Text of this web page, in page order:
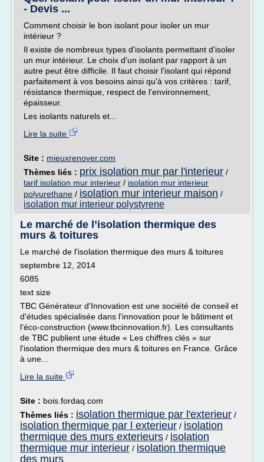
- Devis ...
Comment choisir le bon isolant pour isoler un mur
intérieur ?
Il existe de nombreux types d'isolants permettant d'isoler
un mur intérieur. Le choix d'un isolant par rapport à un
autre peut être difficile. Il faut choisir l'isolant qui répond
parfaitement à vos besoins ainsi qu'à vos critères : tarif,
résistance thermique, respect de l'environnement,
épaisseur.
Les isolants naturels et...
Lire la suite
Site : mieuxrenover.com
Thèmes liés : prix isolation mur par l'interieur /
tarif isolation mur interieur / isolation mur interieur
polyurethane / isolation mur interieur maison /
isolation mur interieur polystyrene
Le marché de l’isolation thermique des
murs & toitures
Le marché de l'isolation thermique des murs & toitures
septembre 12, 2014
6085
text size
TBC Générateur d'Innovation est une société de conseil et
d'études spécialisée dans l'innovation pour le bâtiment et
l'éco-construction (www.tbcinnovation.fr). Les consultants
de TBC publient une étude « Les chiffres clés » sur
l'isolation thermique des murs & toitures en France. Grâce
à une...
Lire la suite
Site : bois.fordaq.com
Thèmes liés : isolation thermique par l'exterieur /
isolation thermique par l exterieur / isolation
thermique des murs exterieurs / isolation
thermique mur interieur / isolation thermique
des murs